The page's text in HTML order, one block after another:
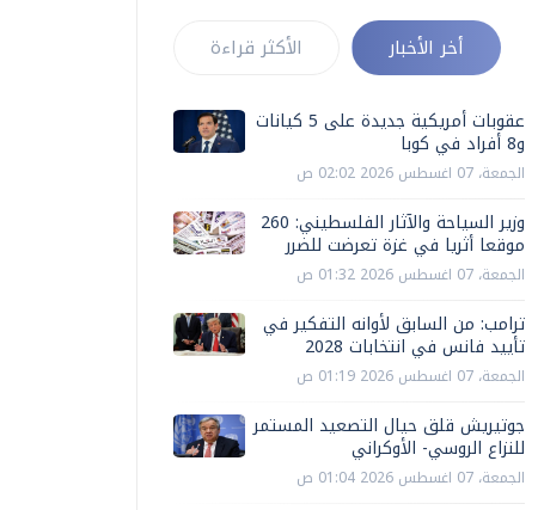
أخر الأخبار الأكثر قراءة
عقوبات أمريكية جديدة على 5 كيانات
و8 أفراد في كوبا
الجمعة، 07 اغسطس 2026 02:02 ص
وزير السياحة والآثار الفلسطيني: 260
موقعا أثريا في غزة تعرضت للضرر
الجمعة، 07 اغسطس 2026 01:32 ص
ترامب: من السابق لأوانه التفكير في
تأييد فانس في انتخابات 2028
الجمعة، 07 اغسطس 2026 01:19 ص
جوتيريش قلق حيال التصعيد المستمر
للنزاع الروسي- الأوكراني
الجمعة، 07 اغسطس 2026 01:04 ص